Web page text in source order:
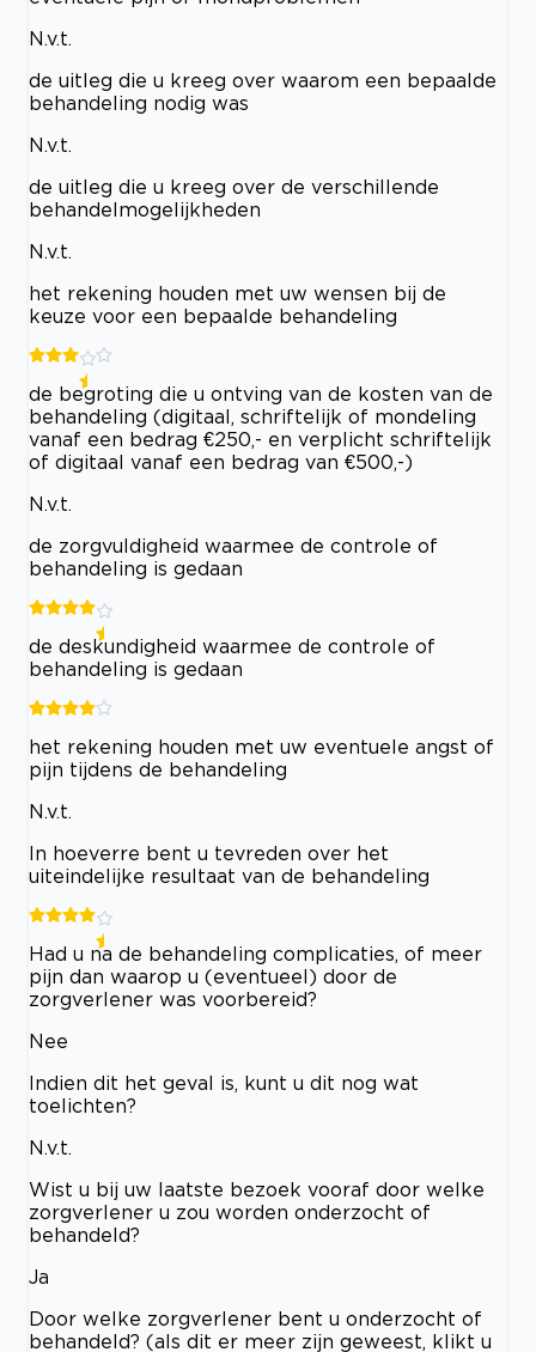
N.v.t.
de uitleg die u kreeg over waarom een bepaalde
behandeling nodig was
N.v.t.
de uitleg die u kreeg over de verschillende
behandelmogelijkheden
N.v.t.
het rekening houden met uw wensen bij de
keuze voor een bepaalde behandeling
de begroting die u ontving van de kosten van de
behandeling (digitaal, schriftelijk of mondeling
vanaf een bedrag €250,- en verplicht schriftelijk
of digitaal vanaf een bedrag van €500,-)
N.v.t.
de zorgvuldigheid waarmee de controle of
behandeling is gedaan
de deskundigheid waarmee de controle of
behandeling is gedaan
het rekening houden met uw eventuele angst of
pijn tijdens de behandeling
N.v.t.
In hoeverre bent u tevreden over het
uiteindelijke resultaat van de behandeling
Had u na de behandeling complicaties, of meer
pijn dan waarop u (eventueel) door de
zorgverlener was voorbereid?
Nee
Indien dit het geval is, kunt u dit nog wat
toelichten?
N.v.t.
Wist u bij uw laatste bezoek vooraf door welke
zorgverlener u zou worden onderzocht of
behandeld?
Ja
Door welke zorgverlener bent u onderzocht of
behandeld? (als dit er meer zijn geweest, klikt u